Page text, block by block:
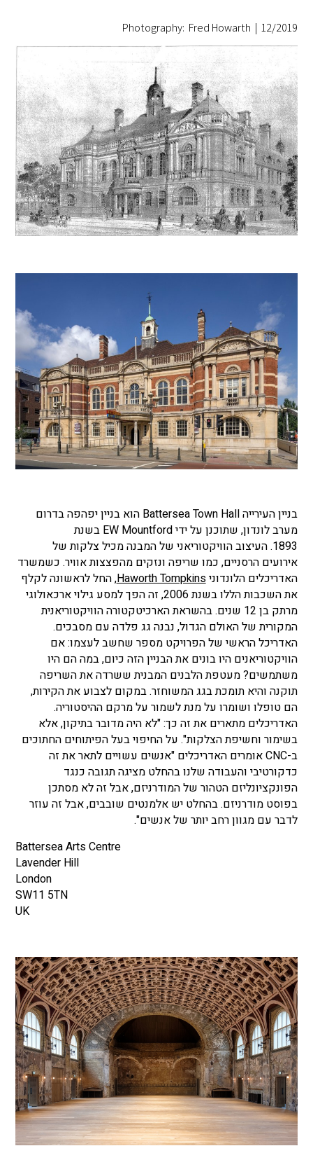
12/2019
|
Photography: Fred Howarth
בניין העירייה Battersea Town Hall הוא בניין יפהפה בדרום
מערב לונדון, שתוכנן על ידי EW Mountford בשנת
1893. העיצוב הוויקטוריאני של המבנה מכיל צלקות של
אירועים הרסניים, כמו שריפה ונזקים מהפצצות אוויר. כשמשרד
האדריכלים הלונדוניHaworth Tompkins, החל לראשונה לקלף
את השכבות הללו בשנת 2006, זה הפך למסע גילוי ארכאולוגי
מרתק בן 12 שנים. בהשראת הארכיטקטורה הוויקטוריאנית
המקורית של האולם הגדול, נבנה גג פלדה עם מסבכים.
האדריכל הראשי של הפרויקט מספר שחשב לעצמו: אם
הוויקטוריאנים היו בונים את הבניין הזה כיום, במה הם היו
משתמשים? מעטפת הלבנים המבנית ששרדה את השריפה
תוקנה והיא תומכת בגג המשוחזר. במקום לצבוע את הקירות,
הם טופלו ושומרו על מנת לשמור על מרקם ההיסטוריה.
האדריכלים מתארים את זה כך: "לא היה מדובר בתיקון, אלא
בשימור וחשיפת הצלקות". על החיפוי בעל הפיתוחים החתוכים
ב-CNC אומרים האדריכלים "אנשים עשויים לתאר את זה
כדקורטיבי והעבודה שלנו בהחלט מציגה תגובה כנגד
הפונקציונליזם הטהור של המודרניזם, אבל זה לא מסתכן
בפוסט מודרניזם. בהחלט יש אלמנטים שובבים, אבל זה עוזר
לדבר עם מגוון רחב יותר של אנשים".
Battersea Arts Centre
Lavender Hill
London
SW11 5TN
UK